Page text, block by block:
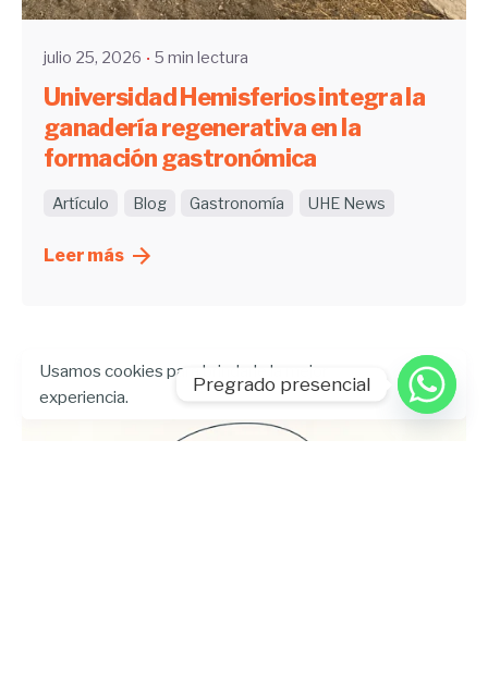
julio 25, 2026 5 min lectura
Universidad Hemisferios integra la
ganadería regenerativa en la
formación gastronómica
Artículo Blog Gastronomía UHE News
Leer más
Usamos cookies para brindarle la mejor
experiencia.
Pregrado presencial